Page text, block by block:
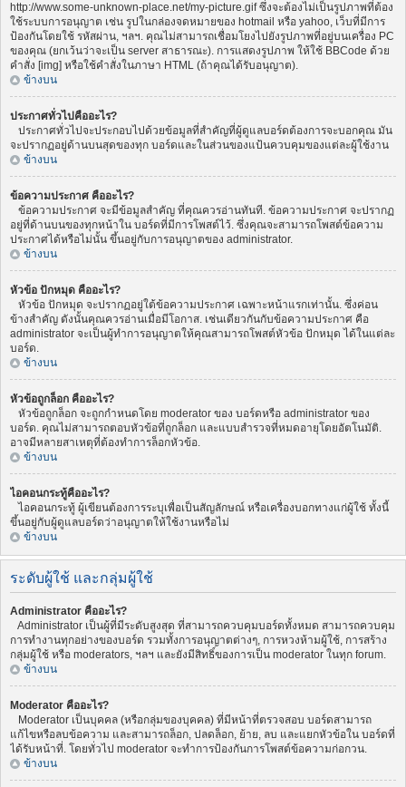
http://www.some-unknown-place.net/my-picture.gif ซึ่งจะต้องไม่เป็นรูปภาพที่ต้อง
ใช้ระบบการอนุญาต เช่น รูปในกล่องจดหมายของ hotmail หรือ yahoo, เว็บที่มีการ
ป้องกันโดยใช้ รหัสผ่าน, ฯลฯ. คุณไม่สามารถเชื่อมโยงไปยังรูปภาพที่อยู่บนเครื่อง PC
ของคุณ (ยกเว้นว่าจะเป็น server สาธารณะ). การแสดงรูปภาพ ให้ใช้ BBCode ด้วย
คำสั่ง [img] หรือใช้คำสั่งในภาษา HTML (ถ้าคุณได้รับอนุญาต).
ข้างบน
ประกาศทั่วไปคืออะไร?
ประกาศทั่วไปจะประกอบไปด้วยข้อมูลที่สำคัญที่ผู้ดูแลบอร์ดต้องการจะบอกคุณ มัน
จะปรากฏอยู่ด้านบนสุดของทุก บอร์ดและในส่วนของแป้นควบคุมของแต่ละผู้ใช้งาน
ข้างบน
ข้อความประกาศ คืออะไร?
ข้อความประกาศ จะมีข้อมูลสำคัญ ที่คุณควรอ่านทันที. ข้อความประกาศ จะปรากฏ
อยู่ที่ด้านบนของทุกหน้าใน บอร์ดที่มีการโพสต์ไว้. ซึ่งคุณจะสามารถโพสต์ข้อความ
ประกาศได้หรือไม่นั้น ขึ้นอยู่กับการอนุญาตของ administrator.
ข้างบน
หัวข้อ ปักหมุด คืออะไร?
หัวข้อ ปักหมุด จะปรากฏอยู่ใต้ข้อความประกาศ เฉพาะหน้าแรกเท่านั้น. ซึ่งค่อน
ข้างสำคัญ ดังนั้นคุณควรอ่านเมื่อมีโอกาส. เช่นเดียวกันกับข้อความประกาศ คือ
administrator จะเป็นผู้ทำการอนุญาตให้คุณสามารถโพสต์หัวข้อ ปักหมุด ได้ในแต่ละ
บอร์ด.
ข้างบน
หัวข้อถูกล็อก คืออะไร?
หัวข้อถูกล็อก จะถูกกำหนดโดย moderator ของ บอร์ดหรือ administrator ของ
บอร์ด. คุณไม่สามารถตอบหัวข้อที่ถูกล็อก และแบบสำรวจที่หมดอายุโดยอัตโนมัติ.
อาจมีหลายสาเหตุที่ต้องทำการล็อกหัวข้อ.
ข้างบน
ไอคอนกระทู้คืออะไร?
ไอคอนกระทู้ ผู้เขียนต้องการระบุเพื่อเป็นสัญลักษณ์ หรือเครื่องบอกทางแก่ผู้ใช้ ทั้งนี้
ขึ้นอยู่กับผู้ดูแลบอร์ดว่าอนุญาตให้ใช้งานหรือไม่
ข้างบน
ระดับผู้ใช้ และกลุ่มผู้ใช้
Administrator คืออะไร?
Administrator เป็นผู้ที่มีระดับสูงสุด ที่สามารถควบคุมบอร์ดทั้งหมด สามารถควบคุม
การทำงานทุกอย่างของบอร์ด รวมทั้งการอนุญาตต่างๆ, การหวงห้ามผู้ใช้, การสร้าง
กลุ่มผู้ใช้ หรือ moderators, ฯลฯ และยังมีสิทธิ์ของการเป็น moderator ในทุก forum.
ข้างบน
Moderator คืออะไร?
Moderator เป็นบุคคล (หรือกลุ่มของบุคคล) ที่มีหน้าที่ตรวจสอบ บอร์ดสามารถ
แก้ไขหรือลบข้อความ และสามารถล็อก, ปลดล็อก, ย้าย, ลบ และแยกหัวข้อใน บอร์ดที่
ได้รับหน้าที่. โดยทั่วไป moderator จะทำการป้องกันการโพสต์ข้อความก่อกวน.
ข้างบน